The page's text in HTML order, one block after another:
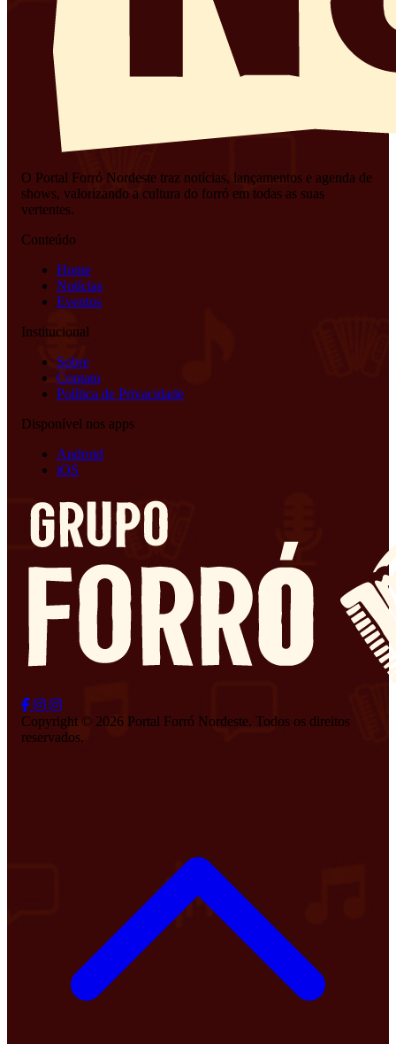
O Portal Forró Nordeste traz notícias, lançamentos e agenda de
shows, valorizando a cultura do forró em todas as suas
vertentes.
Conteúdo
Home
Notícias
Eventos
Institucional
Sobre
Contato
Política de Privacidade
Disponível nos apps
Android
iOS
Copyright © 2026 Portal Forró Nordeste. Todos os direitos
reservados.